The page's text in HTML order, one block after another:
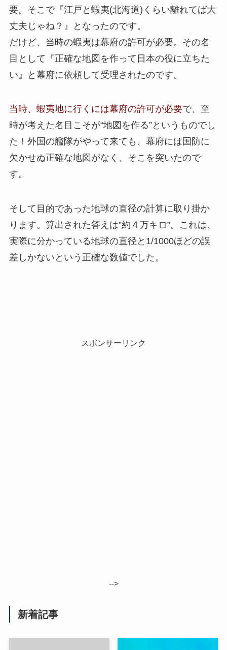
要。そこで『江戸と蝦夷(北海道)くらい離れてば大
丈夫じゃね？』となったのです。
だけど、当時の蝦夷は幕府の許可が必要。その名
目として『正確な地図を作って日本の役に立ちた
い』と幕府に依頼して受理されたのです。
当時、蝦夷地に行くには幕府の許可が必要で、至
時が考えた名目こそが“地図を作る”というものでし
た！外国の艦隊がやって来ても、幕府には国防に
欠かせぬ正確な地図がなく、そこを突いたので
す。
そして目的であった地球の直径の計算に取り掛か
ります。算出された答えは”約４万キロ”。これは、
実際に分かっている地球の直径と1/1000ほどの誤
差しかないという正確な数値でした。
スポンサーリンク
-->
新着記事